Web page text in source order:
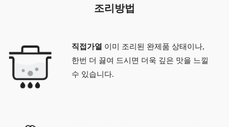
조리방법
직접가열 이미 조리된 완제품 상태이나,
한번 더 끓여 드시면 더욱 깊은 맛을 느낄
수 있습니다.